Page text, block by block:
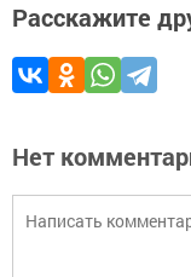
Расскажите
Нет